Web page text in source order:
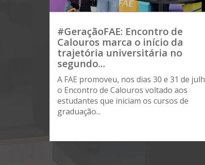
#GeraçãoFAE: Encontro de
Calouros marca o início da
trajetória universitária no
segundo...
A FAE promoveu, nos dias 30 e 31 de
o Encontro de Calouros voltado aos
estudantes que iniciam os cursos de
graduação...